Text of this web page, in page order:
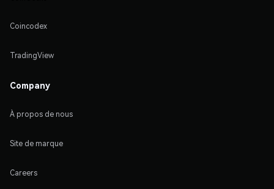
Coincodex
TradingView
Company
À propos de nous
Site de marque
Careers